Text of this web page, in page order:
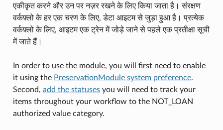
एकीकृत करने और उन पर नज़र रखने के लिए किया जाता है। संरक्षण
वर्कफ़्लो के हर एक चरण के लिए, डेटा आइटम से जुड़ा हुआ है। प्रत्येक
वर्कफ़्लो के लिए, आइटम एक ट्रेन में जोड़े जाने से पहले एक प्रतीक्षा सूची
में जाते हैं।
In order to use the module, you will first need to enable
it using the PreservationModule system preference.
Second, add the statusesyou will need to track your
items throughout your workflow to the NOT_LOAN
authorized value category.